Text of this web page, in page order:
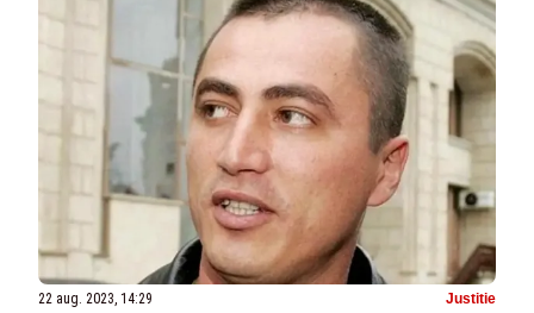
22 aug. 2023, 14:29 Justitie